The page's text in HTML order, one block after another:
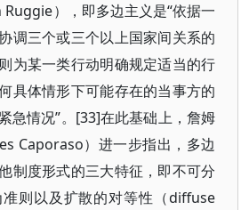
Ruggie），即多边主义是“依据一
调三个或三个以上国家间关系的
为某一类行动明确规定适当的行
具体情形下可能存在的当事方的
急情况”。[33]在此基础上，詹姆
Caporaso）进一步指出，多边
制度形式的三大特征，即不可分
则以及扩散的对等性（diffuse